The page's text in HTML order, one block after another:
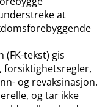
at
(FK-tekst) gis
forsiktighetsregler,
og revaksinasjon.
og tar ikke